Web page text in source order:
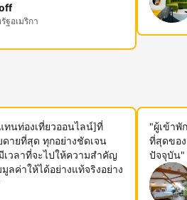
ฐอเมริกา
ทนท่องเที่ยวออนไลน์]ที่
ายที่สุด ทุกอย่างชัดเจน
เวลาที่จะไปให้ความสำคัญ
ลค่าให้ได้อย่างแท้จริงอย่าง
"ผู้เข้าพั
ที่สุดของ
ปัจจุบัน"